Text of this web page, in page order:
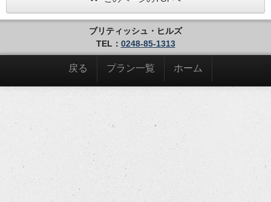
ブリティッシュ・ヒルズ
TEL： 0248-85-1313
戻る プラン一覧 ホーム